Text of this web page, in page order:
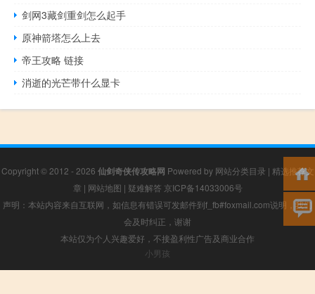
剑网3藏剑重剑怎么起手
原神箭塔怎么上去
帝王攻略 链接
消逝的光芒带什么显卡
Copyright © 2012 - 2026 仙剑奇侠传攻略网 Powered by 网站分类目录 | 精选推荐文
章 | 网站地图 | 疑难解答 京ICP备14033006号
声明：本站内容来自互联网，如信息有错误可发邮件到f_fb#foxmail.com说明，我们
会及时纠正，谢谢
本站仅为个人兴趣爱好，不接盈利性广告及商业合作
小男孩